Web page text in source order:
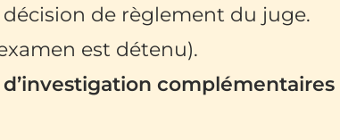
de règlement du juge.
est détenu).
d’investigation complémentaires